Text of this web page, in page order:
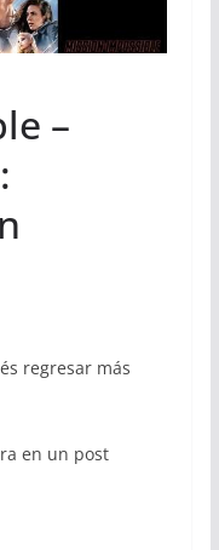
–
regresar más
en un post